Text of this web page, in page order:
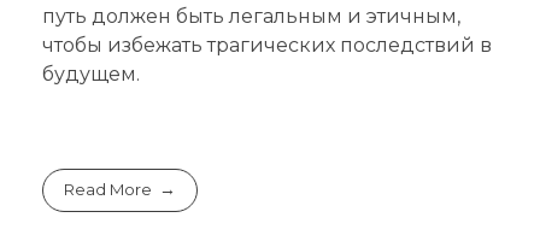
путь должен быть легальным и этичным,
чтобы избежать трагических последствий в
будущем.
Read More